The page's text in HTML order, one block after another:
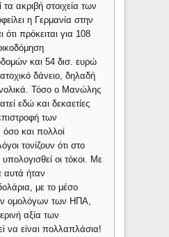
τα ακριβή στοιχεία των
η Γερμανία στην
πρόκειται για 108
και 54 δισ. ευρώ
δάνειο, δηλαδή
Τόσο ο Μανώλης
εδώ και δεκαετίες
των
και πολλοί
τονίζουν ότι στο
οι τόκοι. Με
αυτά ήταν
με το μέσο
ομολόγων των ΗΠΑ,
αξία των
να είναι πολλαπλάσια!